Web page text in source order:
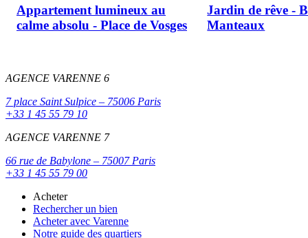
Appartement lumineux au
calme absolu - Place de Vosges
Jardin de rêve -
Manteaux
AGENCE VARENNE 6
7 place Saint Sulpice – 75006 Paris
+33 1 45 55 79 10
AGENCE VARENNE 7
66 rue de Babylone – 75007 Paris
+33 1 45 55 79 00
Acheter
Rechercher un bien
Acheter avec Varenne
Notre guide des quartiers